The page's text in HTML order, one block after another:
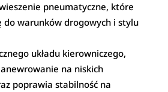
pneumatyczne, które
do warunków drogowych i stylu
układu kierowniczego,
na niskich
poprawia stabilność na